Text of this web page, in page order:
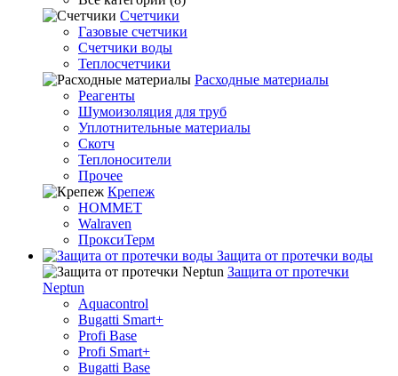
Счетчики
Газовые счетчики
Счетчики воды
Теплосчетчики
Расходные материалы
Реагенты
Шумоизоляция для труб
Уплотнительные материалы
Скотч
Теплоносители
Прочее
Крепеж
HOMMET
Walraven
ПроксиТерм
Защита от протечки воды
Защита от протечки
Neptun
Aquacontrol
Bugatti Smart+
Profi Base
Profi Smart+
Bugatti Base